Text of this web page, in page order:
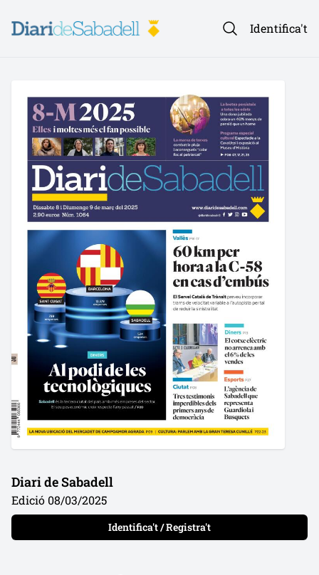
Identifica't
Diari de Sabadell
Edició 08/03/2025
Identifica't / Registra't